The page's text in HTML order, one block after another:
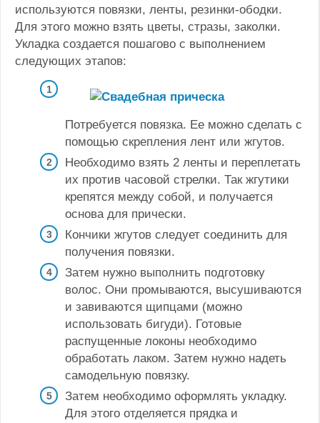
используются повязки, ленты, резинки-ободки.
Для этого можно взять цветы, стразы, заколки.
Укладка создается пошагово с выполнением
следующих этапов:
Потребуется повязка. Ее можно сделать с
помощью скрепления лент или жгутов.
Необходимо взять 2 ленты и переплетать
их против часовой стрелки. Так жгутики
крепятся между собой, и получается
основа для прически.
Кончики жгутов следует соединить для
получения повязки.
Затем нужно выполнить подготовку
волос. Они промываются, высушиваются
и завиваются щипцами (можно
использовать бигуди). Готовые
распущенные локоны необходимо
обработать лаком. Затем нужно надеть
самодельную повязку.
Затем необходимо оформлять укладку.
Для этого отделяется прядка и